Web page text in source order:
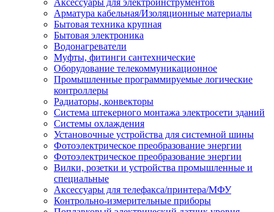
Аксессуары для электроинструментов
Арматура кабельная/Изоляционные материалы
Бытовая техника крупная
Бытовая электроника
Водонагреватели
Муфты, фитинги сантехнические
Оборудование телекоммуникационное
Промышленные программируемые логические
контроллеры
Радиаторы, конвекторы
Система штекерного монтажа электросети зданий
Системы охлаждения
Установочные устройства для системной шины
Фотоэлектрическое преобразование энергии
Фотоэлектрическое преобразование энергии
Вилки, розетки и устройства промышленные и
специальные
Аксессуары для телефакса/принтера/МФУ
Контрольно-измерительные приборы